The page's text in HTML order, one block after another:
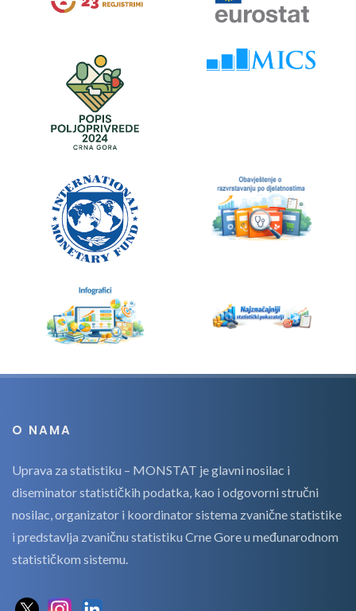
O NAMA
Uprava za statistiku – MONSTAT je glavni nosilac i
diseminator statističkih podatka, kao i odgovorni stručni
nosilac, organizator i koordinator sistema zvanične statistike
i predstavlja zvaničnu statistiku Crne Gore u međunarodnom
statističkom sistemu.